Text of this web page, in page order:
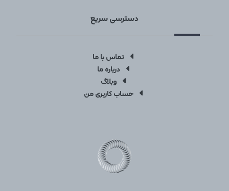
دسترسی سریع
تماس با ما
درباره ما
وبلاگ
حساب کاربری من